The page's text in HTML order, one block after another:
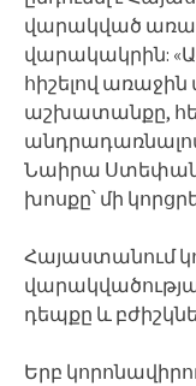
վարակված
վարակակրին:
հիշելով
աշխատանքը,
Նաիրա
խոսքը՝ մի
Հայաստանում
դեպքը և
Երբ